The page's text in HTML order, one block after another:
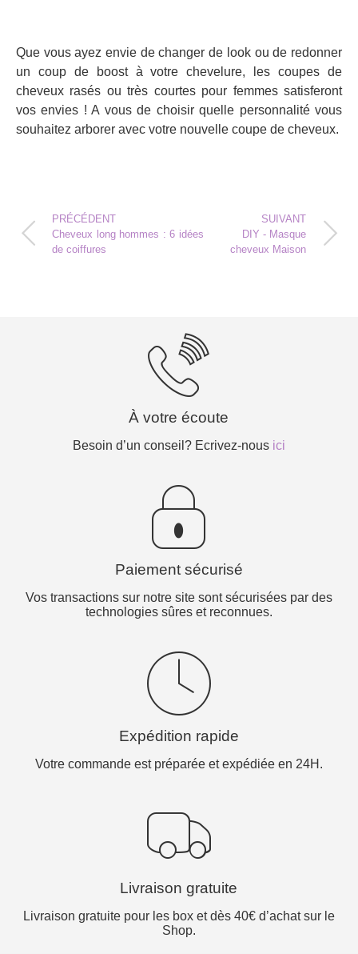
Que vous ayez envie de changer de look ou de redonner
un coup de boost à votre chevelure, les coupes de
cheveux rasés ou très courtes pour femmes satisferont
vos envies ! A vous de choisir quelle personnalité vous
souhaitez arborer avec votre nouvelle coupe de cheveux.
PRÉCÉDENT
Cheveux long hommes : 6 idées
de coiffures
SUIVANT
DIY - Masque
cheveux Maison
À votre écoute
Besoin d’un conseil? Ecrivez-nous ici
Paiement sécurisé
Vos transactions sur notre site sont sécurisées par des
technologies sûres et reconnues.
Expédition rapide
Votre commande est préparée et expédiée en 24H.
Livraison gratuite
Livraison gratuite pour les box et dès 40€ d’achat sur le
Shop.